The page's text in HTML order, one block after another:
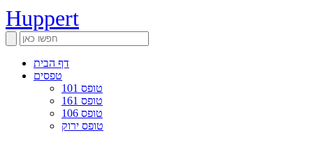
Huppert
דף הבית
טפסים
טופס 101
טופס 161
טופס 106
טופס ירוק